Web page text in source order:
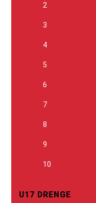
2
3
4
5
6
7
8
9
10
U17 DRENGE